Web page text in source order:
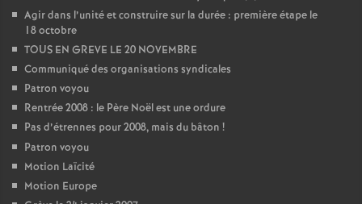
Agir dans l’unité et construire sur la durée : première étape le
18 octobre
TOUS EN GREVE LE 20 NOVEMBRE
Communiqué des organisations syndicales
Patron voyou
Rentrée 2008 : le Père Noël est une ordure
Pas d’étrennes pour 2008, mais du bâton !
Patron voyou
Motion Laïcité
Motion Europe